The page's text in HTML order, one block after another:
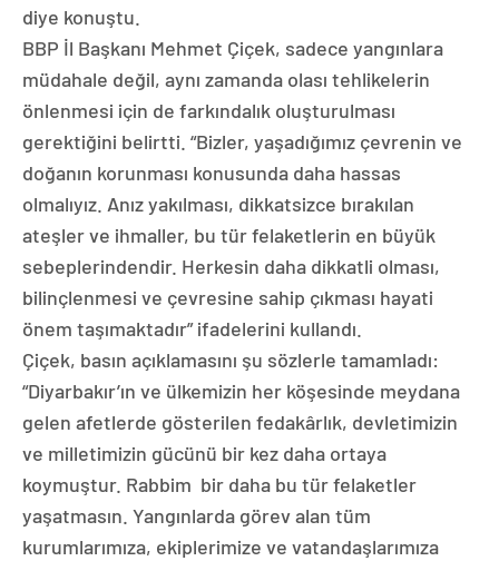
diye konuştu.
BBP İl Başkanı Mehmet Çiçek, sadece yangınlara
müdahale değil, aynı zamanda olası tehlikelerin
önlenmesi için de farkındalık oluşturulması
gerektiğini belirtti. “Bizler, yaşadığımız çevrenin ve
doğanın korunması konusunda daha hassas
olmalıyız. Anız yakılması, dikkatsizce bırakılan
ateşler ve ihmaller, bu tür felaketlerin en büyük
sebeplerindendir. Herkesin daha dikkatli olması,
bilinçlenmesi ve çevresine sahip çıkması hayati
önem taşımaktadır” ifadelerini kullandı.
Çiçek, basın açıklamasını şu sözlerle tamamladı:
“Diyarbakır’ın ve ülkemizin her köşesinde meydana
gelen afetlerde gösterilen fedakârlık, devletimizin
ve milletimizin gücünü bir kez daha ortaya
koymuştur. Rabbim bir daha bu tür felaketler
yaşatmasın. Yangınlarda görev alan tüm
kurumlarımıza, ekiplerimize ve vatandaşlarımıza